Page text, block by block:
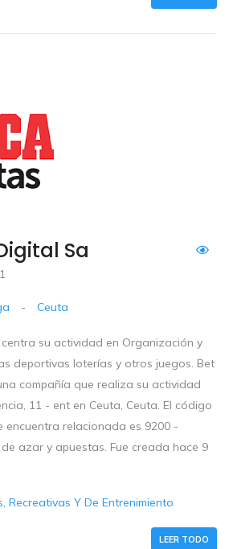
Sa
- Ceuta
su actividad en Organización y
deportivas loterías y otros juegos. Bet
compañía que realiza su actividad
11 - ent en Ceuta, Ceuta. El código
encuentra relacionada es 9200 -
azar y apuestas. Fue creada hace 9
Recreativas Y De Entrenimiento
LEER TODO